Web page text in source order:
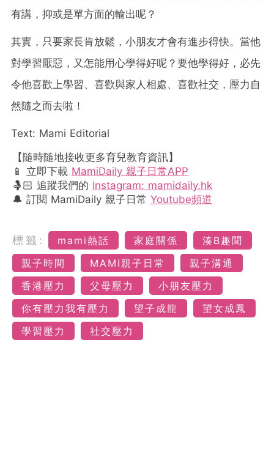
有講，抑或是單方面的輸出呢？
其實，只要家長肯放鬆，小朋友才會有進步得快。當他
對學習厭惡，又怎能用心學得好呢？要他學得好，必先
令他喜歡上學習、喜歡與家人相處、喜歡社交，壓力自
然隨之而去啦！
Text: Mami Editorial
【隨時隨地接收更多育兒教育資訊】
📱 立即下載 MamiDaily 親子日常APP
🤱🏻 追蹤我們的 Instagram: mamidaily.hk
🔔 訂閱 MamiDaily 親子日常 Youtube頻道
標籤: mami熱話 家庭關係
湊B趣聞
親子時間
MAMI親子日常
親子溝通
香港壓力
父母壓力
小朋友壓力
你有壓力我有壓力
望子成龍
望女成鳳
學習壓力
社交壓力